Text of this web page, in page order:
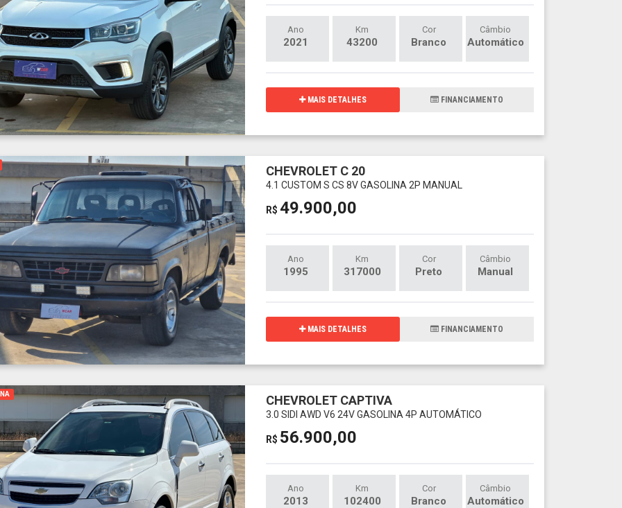
Ano
2021
Km
43200
Cor
Branco
Câmbio
Automático
MAIS DETALHES FINANCIAMENTO
CHEVROLET C 20
4.1 CUSTOM S CS 8V GASOLINA 2P MANUAL
R$ 49.900,00
Ano
1995
Km
317000
Cor
Preto
Câmbio
Manual
MAIS DETALHES FINANCIAMENTO
CHEVROLET CAPTIVA
3.0 SIDI AWD V6 24V GASOLINA 4P AUTOMÁTICO
R$ 56.900,00
Ano
2013
Km
102400
Cor
Branco
Câmbio
Automático